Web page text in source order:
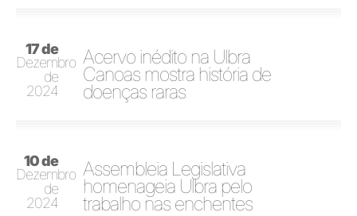
17 de
Dezembro
de
2024
Acervo inédito na Ulbra
Canoas mostra história de
doenças raras
10 de
Dezembro
de
2024
Assembleia Legislativa
homenageia Ulbra pelo
trabalho nas enchentes